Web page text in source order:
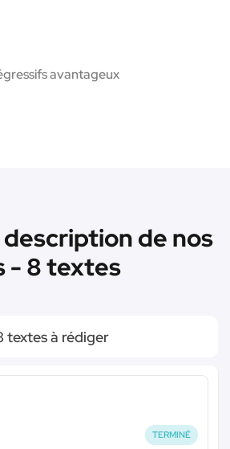
avantageux
de nos
- 8 textes
textes à rédiger
TERMINÉ